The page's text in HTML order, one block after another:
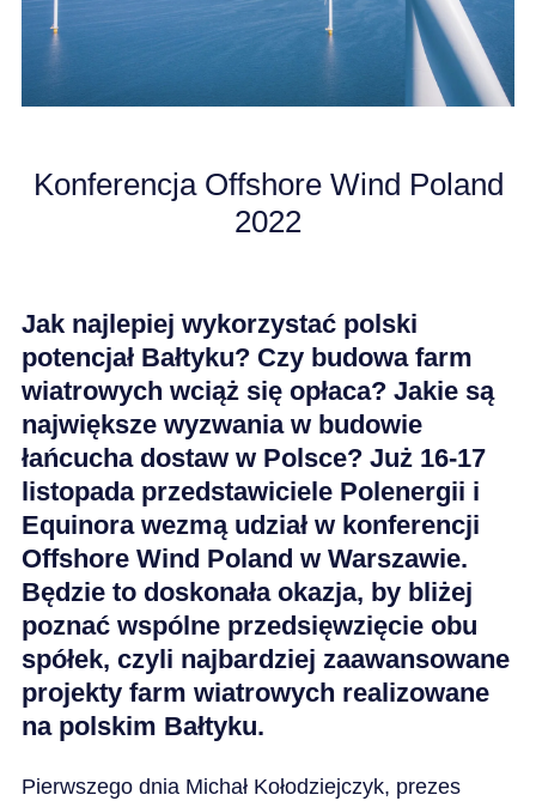
AKTUALNOŚCI
Konferencja Offshore Wind Poland
2022
Jak najlepiej wykorzystać polski
potencjał Bałtyku? Czy budowa farm
wiatrowych wciąż się opłaca? Jakie są
największe wyzwania w budowie
łańcucha dostaw w Polsce? Już 16-17
listopada przedstawiciele Polenergii i
Equinora wezmą udział w konferencji
Offshore Wind Poland w Warszawie.
Będzie to doskonała okazja, by bliżej
poznać wspólne przedsięwzięcie obu
spółek, czyli najbardziej zaawansowane
projekty farm wiatrowych realizowane
na polskim Bałtyku.
Pierwszego dnia Michał Kołodziejczyk, prezes